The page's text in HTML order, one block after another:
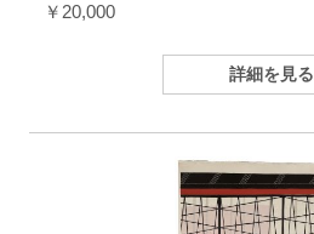
￥20,000
詳細を見る